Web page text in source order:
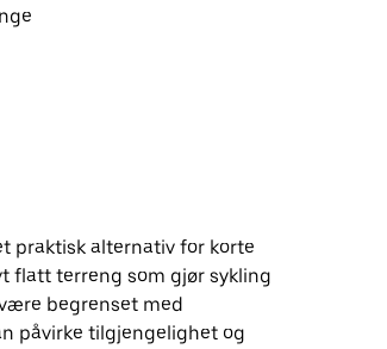
praktisk alternativ for korte
flatt terreng som gjør sykling
begrenset med
påvirke tilgjengelighet og